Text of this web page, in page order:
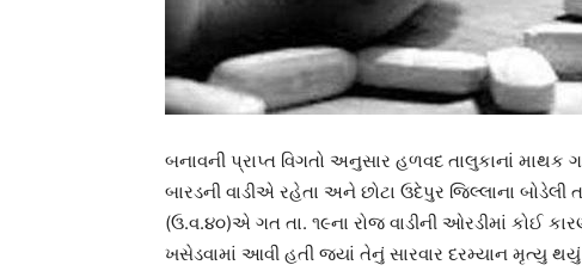
બનાવની પ્રાપ્ત વિગતો અનુસાર હળવદ તાલુકાનાં
બારડની વાડીએ રહેતા અને છોટા ઉદેપુર જિલ્લાના
(ઉ.વ.૪૦)એ ગત તા. ૧૯ના રોજ વાડીની ઓરડીમાં કોઈ
ખસેડવામાં આવી હતી જ્યાં તેનું સારવાર દરમ્યાન મૃત્યુ